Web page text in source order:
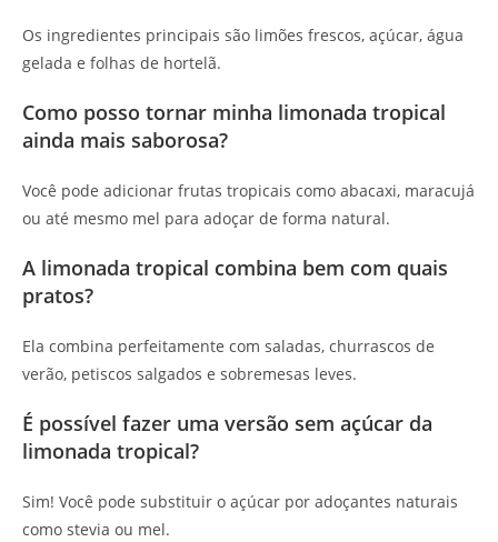
Os ingredientes principais são limões frescos, açúcar, água
gelada e folhas de hortelã.
Como posso tornar minha limonada tropical
ainda mais saborosa?
Você pode adicionar frutas tropicais como abacaxi, maracujá
ou até mesmo mel para adoçar de forma natural.
A limonada tropical combina bem com quais
pratos?
Ela combina perfeitamente com saladas, churrascos de
verão, petiscos salgados e sobremesas leves.
É possível fazer uma versão sem açúcar da
limonada tropical?
Sim! Você pode substituir o açúcar por adoçantes naturais
como stevia ou mel.